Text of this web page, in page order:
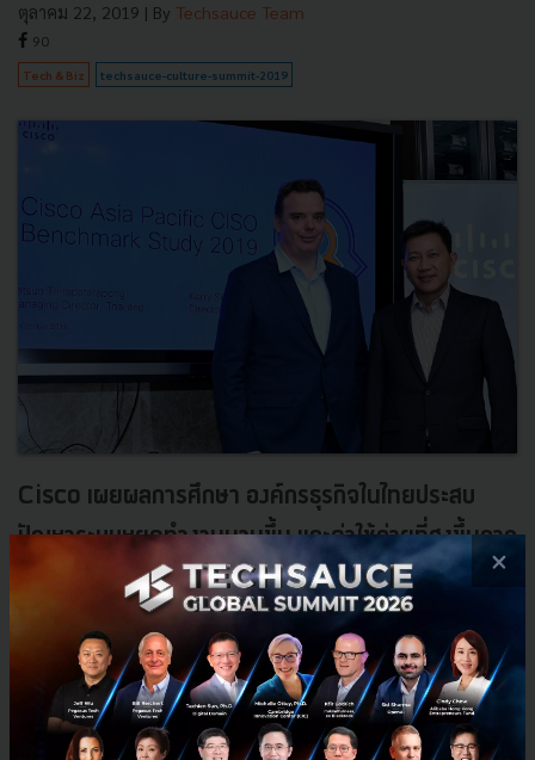
ตุลาคม 22, 2019 | By Techsauce Team
90
Tech & Biz techsauce-culture-summit-2019
Cisco เผยผลการศึกษา องค์กรธุรกิจในไทยประสบ
ปัญหาระบบหยุดทำงานนานขึ้น และค่าใช้จ่ายที่สูงขึ้นจาก
Cybersecurity
Cisco เผยผลการศึกษา องค์กรธุรกิจในไทยประสบปัญหาระบบหยุด
ทำงานนานขึ้น และค่าใช้จ่ายที่สูงขึ้นจากการละเมิดความปลอดภัยทาง
ไซเบอร์ ท่ามกลางภัย Cyber Security...
ตุลาคม 21, 2019| By Techsauce Team
×